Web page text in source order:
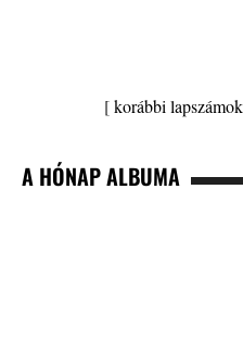
[korábbi
A HÓNAP ALBUMA